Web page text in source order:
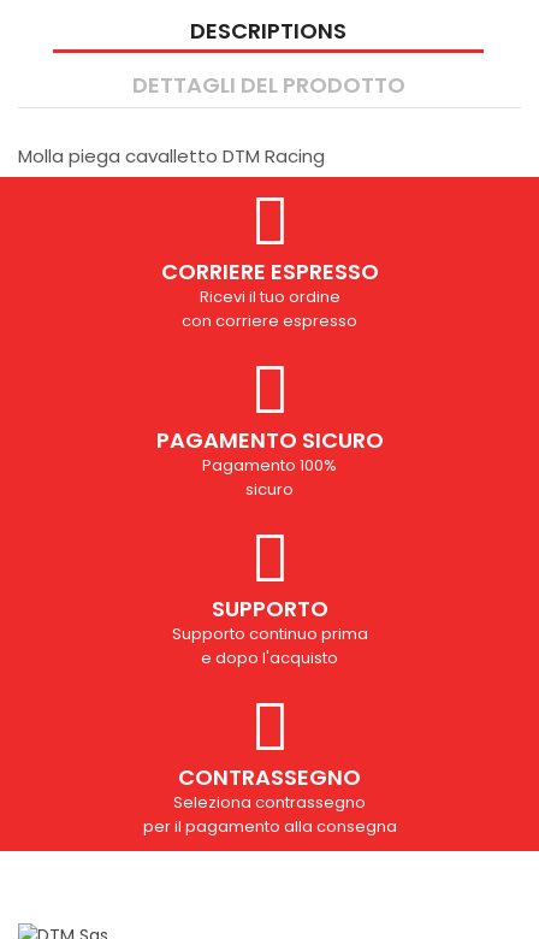
DESCRIPTIONS
DETTAGLI DEL PRODOTTO
Molla piega cavalletto DTM Racing
CORRIERE ESPRESSO
Ricevi il tuo ordine
con corriere espresso
PAGAMENTO SICURO
Pagamento 100%
sicuro
SUPPORTO
Supporto continuo prima
e dopo l'acquisto
CONTRASSEGNO
Seleziona contrassegno
per il pagamento alla consegna